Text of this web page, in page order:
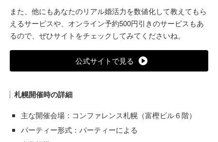
また、他にもあなたのリアル婚活力を数値化して教えてもら
えるサービスや、オンライン予約500円引きのサービスもあ
るので、ぜひサイトをチェックしてみてくださいね。
公式サイトで見る
札幌開催時の詳細
主な開催会場：コンファレンス札幌（富樫ビル６階）
パーティー形式：パーティーによる